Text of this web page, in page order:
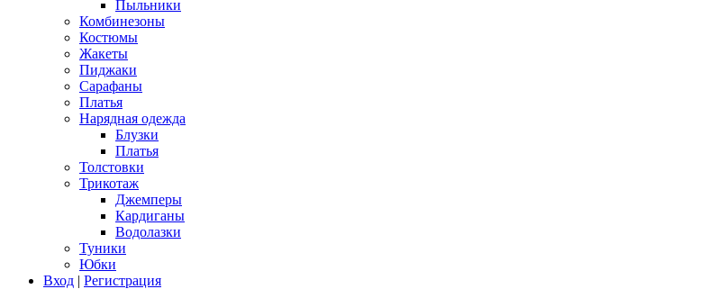
Пыльники
Комбинезоны
Костюмы
Жакеты
Пиджаки
Сарафаны
Платья
Нарядная одежда
Блузки
Платья
Толстовки
Трикотаж
Джемперы
Кардиганы
Водолазки
Туники
Юбки
Вход | Регистрация